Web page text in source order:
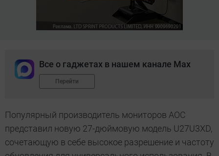
Все о гаджетах в нашем канале Max
Перейти
Популярный производитель мониторов AOC
представил новую 27-дюймовую модель U27U3XD,
сочетающую в себе высокое разрешение и частоту